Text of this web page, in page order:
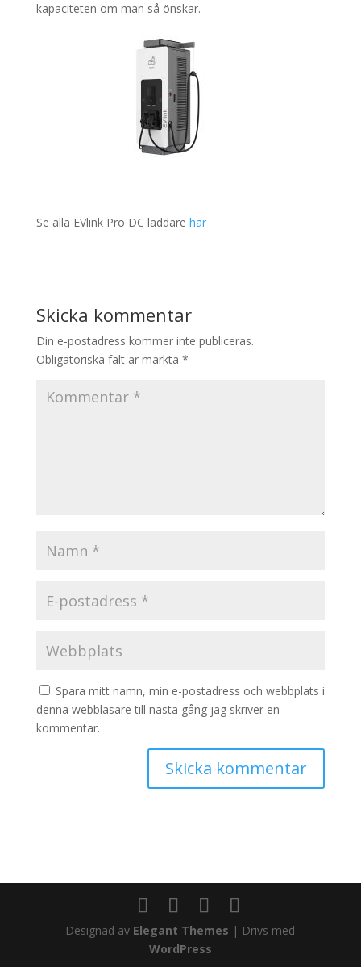
kapaciteten om man så önskar.
Se alla EVlink Pro DC laddare här
Skicka kommentar
Din e-postadress kommer inte publiceras.
Obligatoriska fält är märkta *
Spara mitt namn, min e-postadress och webbplats i
denna webbläsare till nästa gång jag skriver en
kommentar.
Designad av Elegant Themes | Drivs med
WordPress